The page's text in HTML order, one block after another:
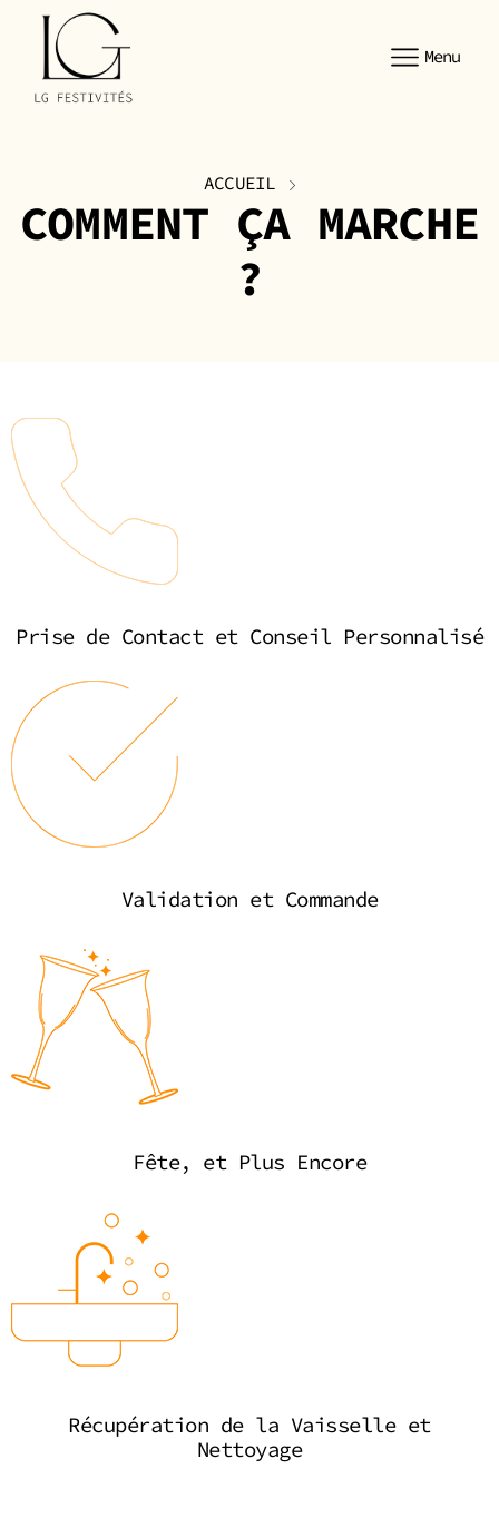
Menu
ACCUEIL
COMMENT ÇA MARCHE
?
Prise de Contact et Conseil Personnalisé
Validation et Commande
Fête, et Plus Encore
Récupération de la Vaisselle et
Nettoyage